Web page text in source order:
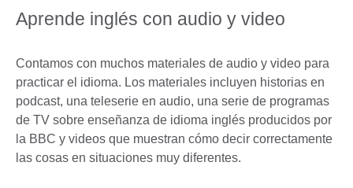
Aprende inglés con audio y video
Contamos con muchos materiales de audio y video para
practicar el idioma. Los materiales incluyen historias en
podcast, una teleserie en audio, una serie de programas
de TV sobre enseñanza de idioma inglés producidos por
la BBC y videos que muestran cómo decir correctamente
las cosas en situaciones muy diferentes.